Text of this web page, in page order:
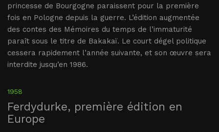
princesse de Bourgogne paraissent pour la première
fois en Pologne depuis la guerre. L’édition augmentée
des contes des Mémoires du temps de l’immaturité
paraît sous le titre de Bakakaï. Le court dégel politique
cessera rapidement l’année suivante, et son œuvre sera
interdite jusqu’en 1986.
1958
Ferdydurke, première édition en
Europe